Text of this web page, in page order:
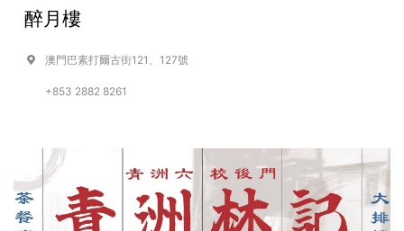
醉月樓
澳門巴素打爾古街121、127號
+853 2882 8261